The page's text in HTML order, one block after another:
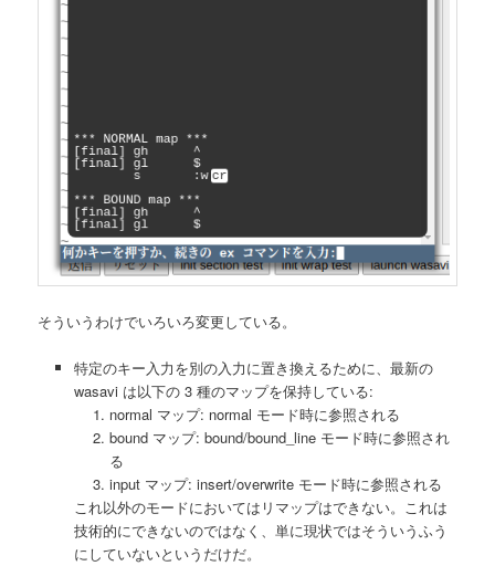
そういうわけでいろいろ変更している。
特定のキー入力を別の入力に置き換えるために、最新の
wasavi は以下の 3 種のマップを保持している:
normal マップ: normal モード時に参照される
bound マップ: bound/bound_line モード時に参照され
る
input マップ: insert/overwrite モード時に参照される
これ以外のモードにおいてはリマップはできない。これは
技術的にできないのではなく、単に現状ではそういうふう
にしていないというだけだ。